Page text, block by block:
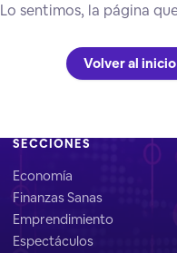
Lo sentimos, la página
Volver al inicio
SECCIONES
Economía
Finanzas Sanas
Emprendimiento
Espectáculos